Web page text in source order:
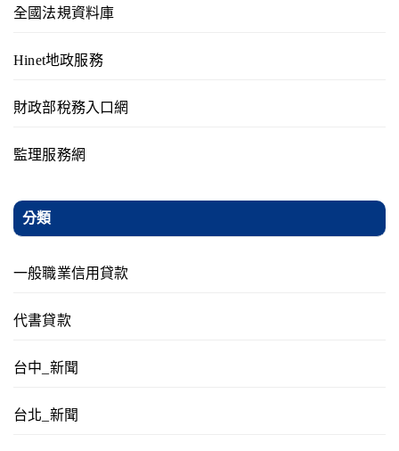
全國法規資料庫
Hinet地政服務
財政部稅務入口網
監理服務網
分類
一般職業信用貸款
代書貸款
台中_新聞
台北_新聞